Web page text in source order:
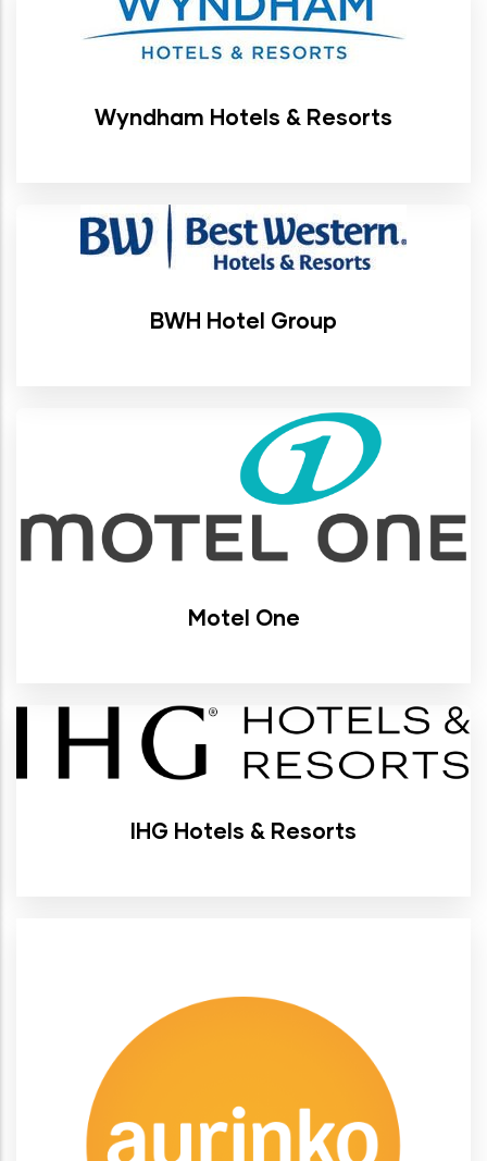
Wyndham Hotels & Resorts
BWH Hotel Group
Motel One
IHG Hotels & Resorts